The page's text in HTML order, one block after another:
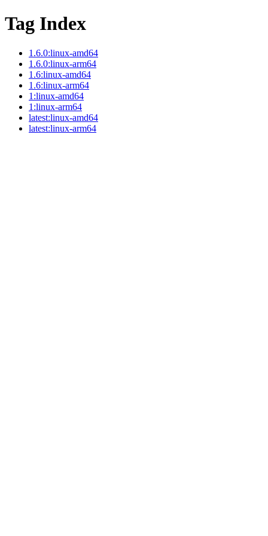
Tag Index
1.6.0:linux-amd64
1.6.0:linux-arm64
1.6:linux-amd64
1.6:linux-arm64
1:linux-amd64
1:linux-arm64
latest:linux-amd64
latest:linux-arm64